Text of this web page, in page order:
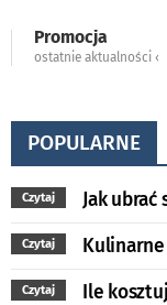
Promocja
ostatnie aktualności ‹
POPULARNE
Czytaj Jak
Czytaj
Czytaj
Ile